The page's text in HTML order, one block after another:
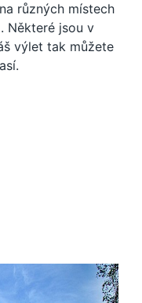
různých místech
Některé jsou v
výlet tak můžete